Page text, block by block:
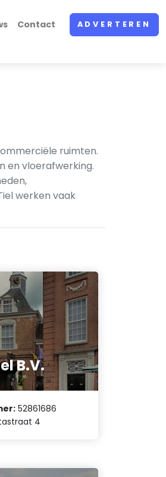
Contact ADVERTEREN
ruimten.
en vloerafwerking.
werken vaak
B.V.
52861686
4